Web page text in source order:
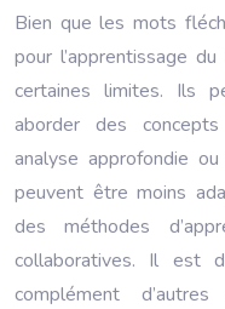
Bien que les mots
pour l’apprentissage
certaines limites. Ils
aborder des
analyse approfondie
peuvent être moins
des méthodes
collaboratives. Il est
complément